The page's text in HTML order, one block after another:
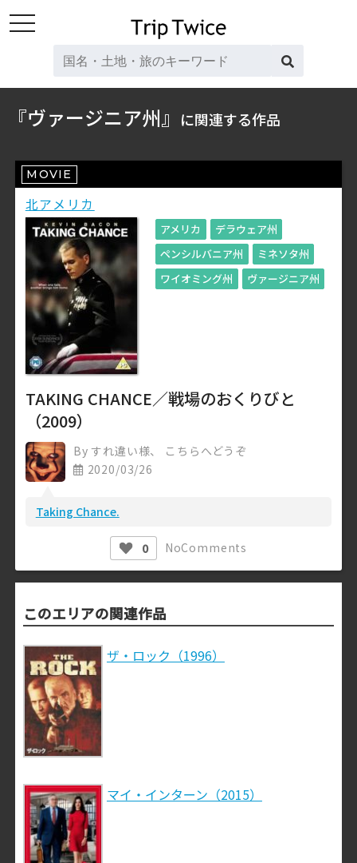
toggle
『ヴァージニア州』 に関連する作品
MOVIE
北アメリカ
アメリカ
デラウェア州
ペンシルバニア州
ミネソタ州
ワイオミング州
ヴァージニア州
TAKING CHANCE／戦場のおくりびと
（2009）
By すれ違い様、 こちらへどうぞ
2020/03/26
Taking Chance.
0 NoComments
このエリアの関連作品
ザ・ロック（1996）
マイ・インターン（2015）